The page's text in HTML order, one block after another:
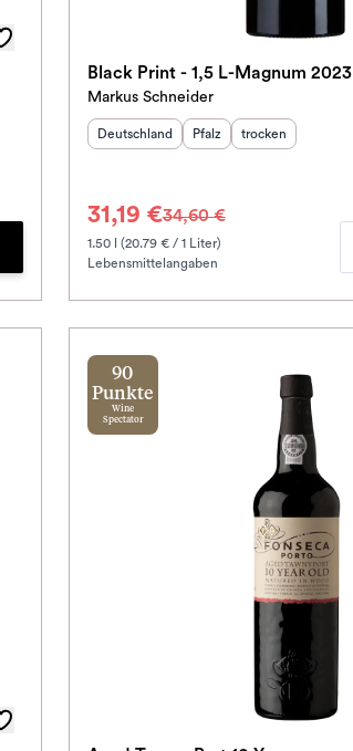
Warenkorb hinzufügen
Black Print - 1,5 L-Magnum 2023
Markus Schneider
Herkunftsland
Deutschland Herkunftsregion
Pfalz Geschmack
trocken
31,19 €34,60 €
1.50 l (20.79 € / 1 Liter)
Lebensmittelangaben
90
Punkte
Wine
Spectator